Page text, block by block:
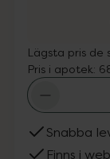
Lägsta pris de
Pris i apotek:
Snabba
Finns i